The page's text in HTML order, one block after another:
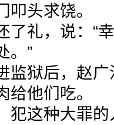
头求饶。
礼，说：“幸
。”
狱后，赵广
给他们吃。
这种大罪的